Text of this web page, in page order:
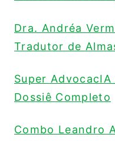
Dra. Andréa
Tradutor de
Super
Dossiê Completo
Combo Leandro